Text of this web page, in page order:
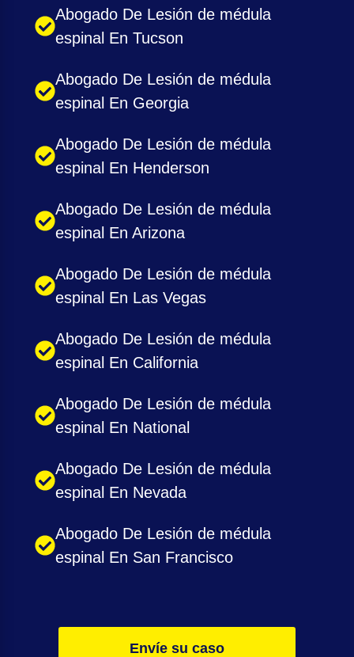
Abogado De Lesión de médula
espinal En Tucson
Abogado De Lesión de médula
espinal En Georgia
Abogado De Lesión de médula
espinal En Henderson
Abogado De Lesión de médula
espinal En Arizona
Abogado De Lesión de médula
espinal En Las Vegas
Abogado De Lesión de médula
espinal En California
Abogado De Lesión de médula
espinal En National
Abogado De Lesión de médula
espinal En Nevada
Abogado De Lesión de médula
espinal En San Francisco
Envíe su caso